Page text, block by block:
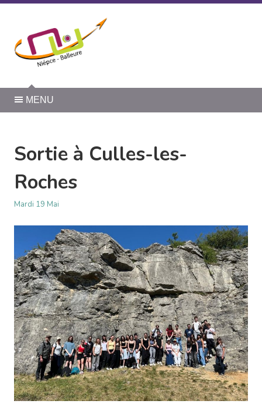
MENU
Sortie à Culles-les-
Roches
Mardi 19 Mai
Panneau de gestion des cookies